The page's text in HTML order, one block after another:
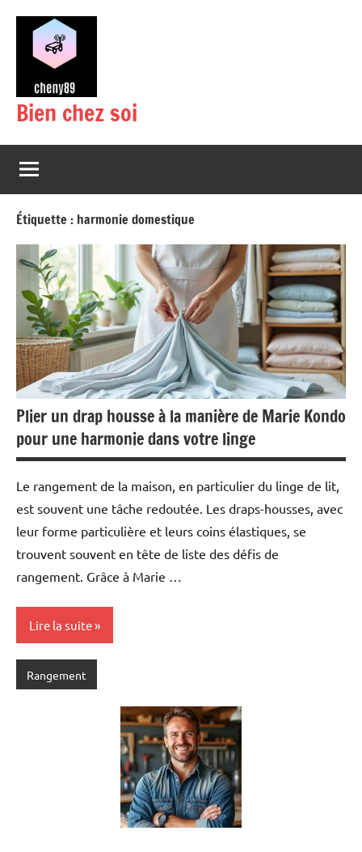
contenu
Bien chez soi
Étiquette : harmonie domestique
Plier un drap housse à la manière de Marie Kondo
pour une harmonie dans votre linge
Le rangement de la maison, en particulier du linge de lit,
est souvent une tâche redoutée. Les draps-housses, avec
leur forme particulière et leurs coins élastiques, se
trouvent souvent en tête de liste des défis de
rangement. Grâce à Marie …
Lire la suite
Rangement